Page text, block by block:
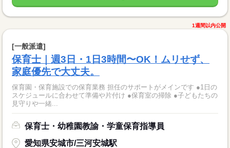
1週間以内公開
[一般派遣]
保育士｜週3日・1日3時間〜OK！ムリせず、
家庭優先で大丈夫。
保育園・保育施設での保育業務 担任のサポートがメインです ●1日の
スケジュールに合わせて準備や片付け ●保育室の掃除 ●子どもたちの
見守りや一緒...
保育士・幼稚園教諭・学童保育指導員
愛知県安城市/三河安城駅